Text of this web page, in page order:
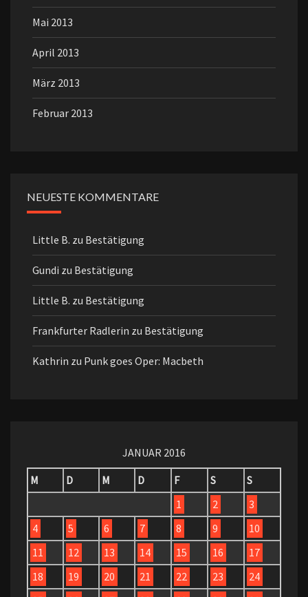
Mai 2013
April 2013
März 2013
Februar 2013
NEUESTE KOMMENTARE
Little B. zu Bestätigung
Gundi zu Bestätigung
Little B. zu Bestätigung
Frankfurter Radlerin zu Bestätigung
Kathrin zu Punk goes Oper: Macbeth
JANUAR 2016
M
D M D F S
S
1
2
3
4
5 6 7 8 9
10
11
12 13 14 15 16
17
18
19 20 21 22 23
24